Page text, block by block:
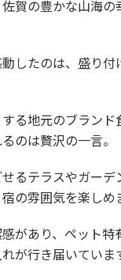
賀の豊かな山海
したのは、盛り付
る地元のブランド
のは贅沢の一言。
るテラスやガーデ
の雰囲気を楽しめ
があり、ペット特
が行き届いていま